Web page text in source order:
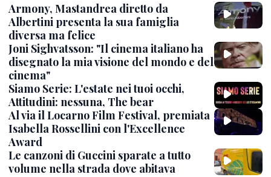
Armony, Mastandrea diretto da
Albertini presenta la sua famiglia
diversa ma felice
Joni Sighvatsson: "Il cinema italiano ha
disegnato la mia visione del mondo e del
cinema"
Siamo Serie: L'estate nei tuoi occhi,
Attitudini: nessuna, The bear
Al via il Locarno Film Festival, premiata
Isabella Rossellini con l'Excellence
Award
Le canzoni di Guccini sparate a tutto
volume nella strada dove abitava